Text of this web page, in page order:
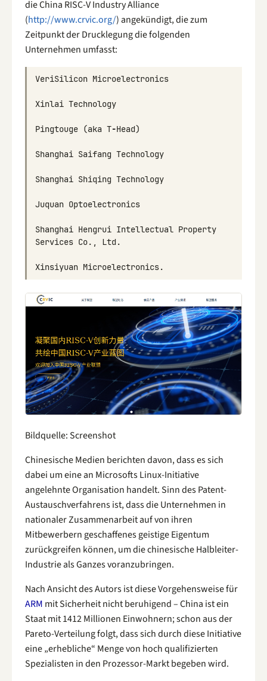
die China RISC-V Industry Alliance
(http://www.crvic.org/) angekündigt, die zum
Zeitpunkt der Drucklegung die folgenden
Unternehmen umfasst:
VeriSilicon Microelectronics
Xinlai Technology
Pingtouge (aka T-Head)
Shanghai Saifang Technology
Shanghai Shiqing Technology
Juquan Optoelectronics
Shanghai Hengrui Intellectual Property
Services Co., Ltd.
Xinsiyuan Microelectronics.
Bildquelle: Screenshot
Chinesische Medien berichten davon, dass es sich
dabei um eine an Microsofts Linux-Initiative
angelehnte Organisation handelt. Sinn des Patent-
Austauschverfahrens ist, dass die Unternehmen in
nationaler Zusammenarbeit auf von ihren
Mitbewerbern geschaffenes geistige Eigentum
zurückgreifen können, um die chinesische Halbleiter-
Industrie als Ganzes voranzubringen.
Nach Ansicht des Autors ist diese Vorgehensweise für
ARM mit Sicherheit nicht beruhigend – China ist ein
Staat mit 1412 Millionen Einwohnern; schon aus der
Pareto-Verteilung folgt, dass sich durch diese Initiative
eine „erhebliche“ Menge von hoch qualifizierten
Spezialisten in den Prozessor-Markt begeben wird.